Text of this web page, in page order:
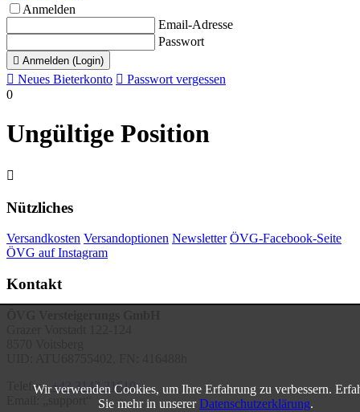
Anmelden
Email-Adresse
Passwort
 Anmelden (Login)
 Neues Bieterkonto  Passwort vergessen
Wir verwenden Cookies, um Ihre Erfahrung zu verbessern.
Sie mehr in unsererDatenschutzerklärung.
0
Ungültige Position

Nützliches
Versandkosten Versandoptionen Newsletter ÖVG-Facebook-Seite
ÖVG auf Instagram
Kontakt
Telefon:+43 3142 21610